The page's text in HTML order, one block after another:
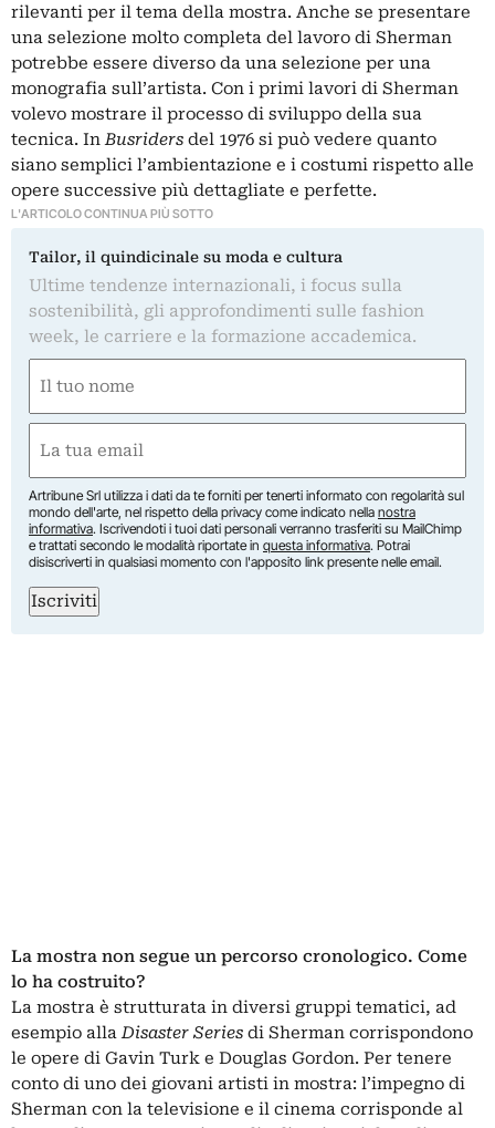
rilevanti per il tema della mostra. Anche se presentare
una selezione molto completa del lavoro di Sherman
potrebbe essere diverso da una selezione per una
monografia sull’artista. Con i primi lavori di Sherman
volevo mostrare il processo di sviluppo della sua
tecnica. InBusriders del 1976 si può vedere quanto
siano semplici l’ambientazione e i costumi rispetto alle
opere successive più dettagliate e perfette.
L'ARTICOLO CONTINUA PIÙ SOTTO
Tailor, il quindicinale su moda e cultura
Ultime tendenze internazionali, i focus sulla
sostenibilità, gli approfondimenti sulle fashion
week, le carriere e la formazione accademica.
(Obbligatorio)
Nome
(Obbligatorio)
Artribune Srl utilizza i dati da te forniti per tenerti informato con regolarità sul
mondo dell'arte, nel rispetto della privacy come indicato nella nostra
informativa. Iscrivendoti i tuoi dati personali verranno trasferiti su MailChimp
e trattati secondo le modalità riportate in questa informativa. Potrai
disiscriverti in qualsiasi momento con l'apposito link presente nelle email.
Iscriviti
La mostra non segue un percorso cronologico. Come
lo ha costruito?
La mostra è strutturata in diversi gruppi tematici, ad
esempio allaDisaster Series di Sherman corrispondono
le opere di Gavin Turk e Douglas Gordon. Per tenere
conto di uno dei giovani artisti in mostra: l’impegno di
Sherman con la televisione e il cinema corrisponde al